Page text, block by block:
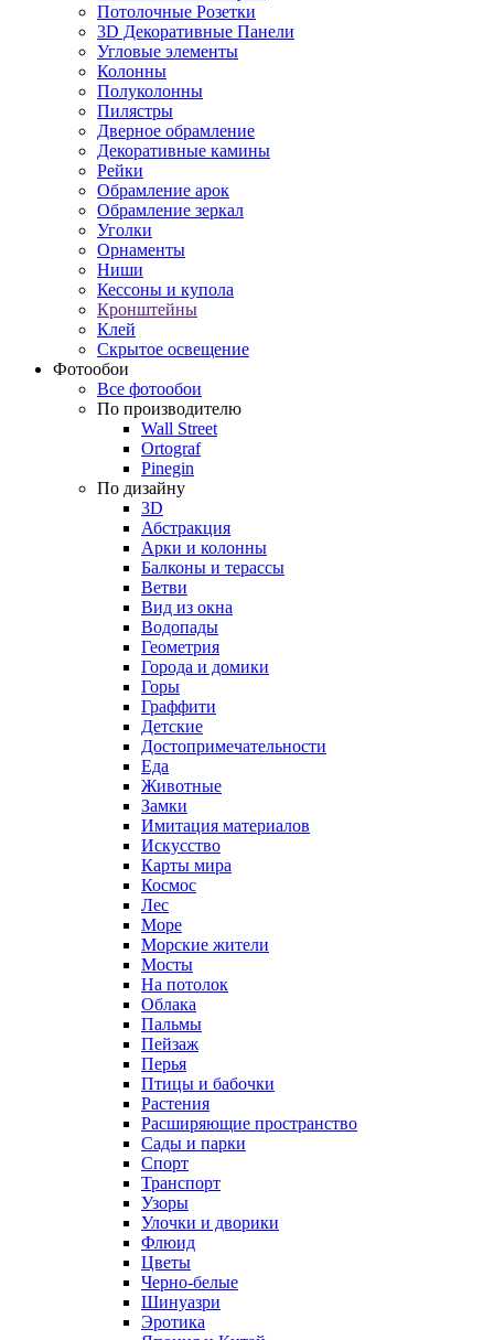
Потолочные Розетки
3D Декоративные Панели
Угловые элементы
Колонны
Полуколонны
Пилястры
Дверное обрамление
Декоративные камины
Рейки
Обрамление арок
Обрамление зеркал
Уголки
Орнаменты
Ниши
Кессоны и купола
Кронштейны
Клей
Скрытое освещение
Фотообои
Все фотообои
По производителю
Wall Street
Ortograf
Pinegin
По дизайну
3D
Абстракция
Арки и колонны
Балконы и терассы
Ветви
Вид из окна
Водопады
Геометрия
Города и домики
Горы
Граффити
Детские
Достопримечательности
Еда
Животные
Замки
Имитация материалов
Искусство
Карты мира
Космос
Лес
Море
Морские жители
Мосты
На потолок
Облака
Пальмы
Пейзаж
Перья
Птицы и бабочки
Растения
Расширяющие пространство
Сады и парки
Спорт
Транспорт
Узоры
Улочки и дворики
Флюид
Цветы
Черно-белые
Шинуазри
Эротика